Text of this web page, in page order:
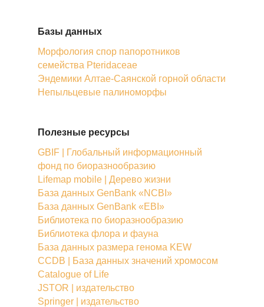
Базы данных
Морфология спор папоротников
семейства Pteridaceae
Эндемики Алтае-Саянской горной области
Непыльцевые палиноморфы
Полезные ресурсы
GBIF | Глобальный информационный
фонд по биоразнообразию
Lifemap mobile | Дерево жизни
База данных GenBank «NCBI»
База данных GenBank «EBI»
Библиотека по биоразнообразию
Библиотека флора и фауна
База данных размера генома KEW
CCDB | База данных значений хромосом
Catalogue of Life
JSTOR | издательство
Springer | издательство